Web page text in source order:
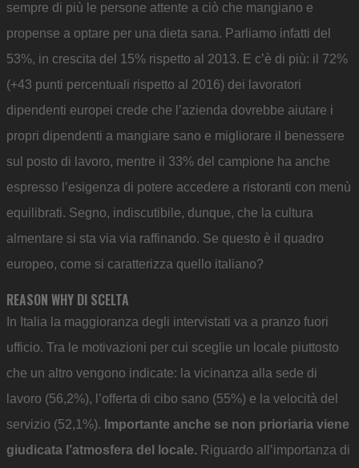
sempre di più le persone attente a ciò che mangiano e
propense a optare per una dieta sana. Parliamo infatti del
53%, in crescita del 15% rispetto al 2013. E c’è di più: il 72%
(+43 punti percentuali rispetto al 2016) dei lavoratori
dipendenti europei crede che l’azienda dovrebbe aiutare i
propri dipendenti a mangiare sano e migliorare il benessere
sul posto di lavoro, mentre il 33% del campione ha anche
espresso l’esigenza di potere accedere a ristoranti con menù
equilibrati. Segno, indiscutibile, dunque, che la cultura
almentare si sta via via raffinando. Se questo è il quadro
europeo, come si caratterizza quello italiano?
REASON WHY DI SCELTA
In Italia la maggioranza degli intervistati va a pranzo fuori
ufficio. Tra le motivazioni per cui sceglie un locale piuttosto
che un altro vengono indicate: la vicinanza alla sede di
lavoro (56,2%), l’offerta di cibo sano (55%) e la velocità del
servizio (52,1%). Importante anche se non prioriaria viene
giudicata l’atmosfera del locale. Riguardo all’importanza di